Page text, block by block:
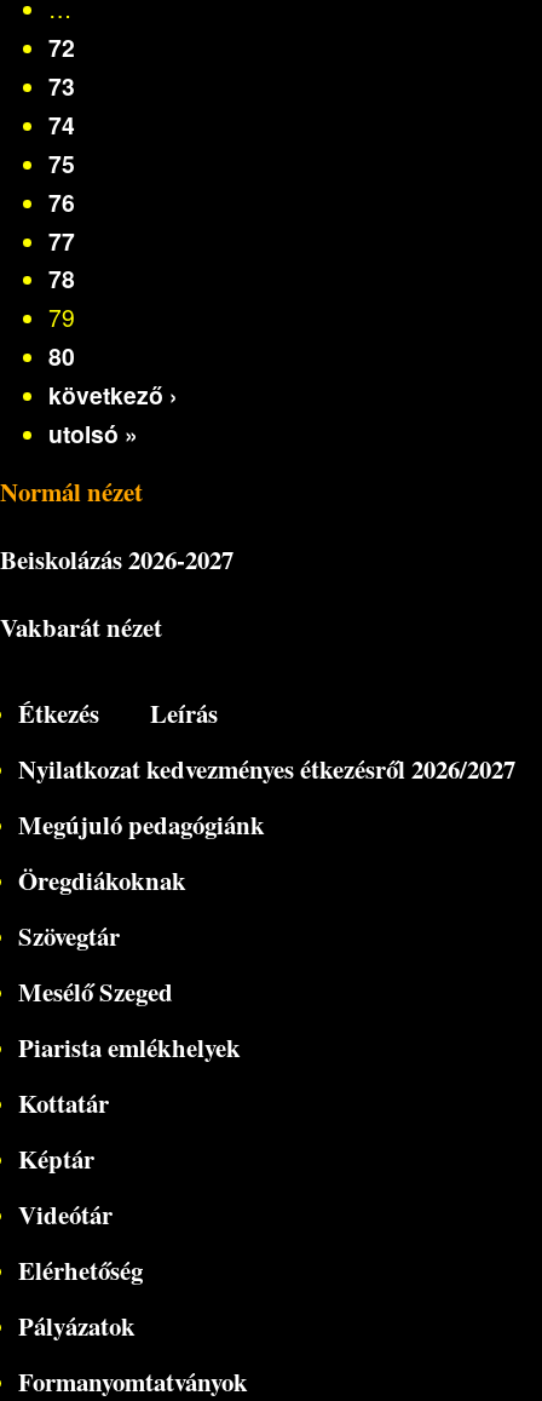
…
72
73
74
75
76
77
78
79
80
következő ›
utolsó »
Normál nézet
Beiskolázás2026-2027
Vakbarát nézet
Étkezés
Leírás
Nyilatkozat kedvezményes étkezésről 2026/2027
Megújuló pedagógiánk
Öregdiákoknak
Szövegtár
Mesélő Szeged
Piarista emlékhelyek
Kottatár
Képtár
Videótár
Elérhetőség
Pályázatok
Formanyomtatványok